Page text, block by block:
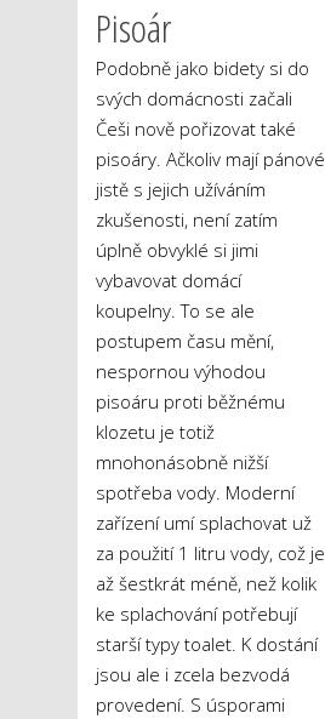
Pisoár
Podobně jako bidety si do
svých domácnosti začali
Češi nově pořizovat také
pisoáry. Ačkoliv mají pánové
jistě s jejich užíváním
zkušenosti, není zatím
úplně obvyklé si jimi
vybavovat domácí
koupelny. To se ale
postupem času mění,
nespornou výhodou
pisoáru proti běžnému
klozetu je totiž
mnohonásobně nižší
spotřeba vody. Moderní
zařízení umí splachovat už
za použití 1 litru vody, což je
až šestkrát méně, než kolik
ke splachování potřebují
starší typy toalet. K dostání
jsou ale i zcela bezvodá
provedení. S úsporami